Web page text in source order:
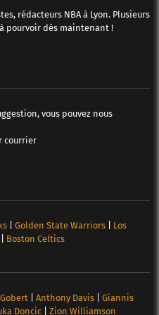
rédacteurs NBA à Lyon. Plusieurs
pourvoir dès maintenant !
vous pouvez nous
courrier
| Golden State Warriors| Los
Boston Celtics
Anthony Davis| Giannis
Doncic| Zion Williamson